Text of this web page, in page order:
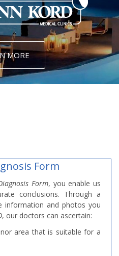
MORE
Form
Form, you enable us
conclusions. Through a
information and photos you
, our doctors can ascertain:
area that is suitable for a